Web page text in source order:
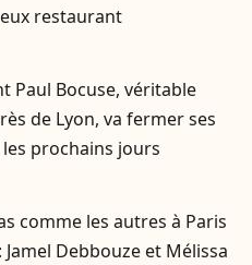
restaurant
Paul Bocuse, véritable
de Lyon, va fermer ses
prochains jours
comme les autres à Paris
Debbouze et Mélissa